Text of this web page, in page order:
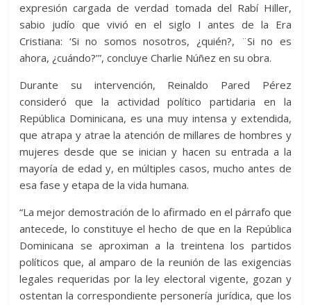
expresión cargada de verdad tomada del Rabí Hiller,
sabio judío que vivió en el siglo I antes de la Era
Cristiana: ‘Si no somos nosotros, ¿quién?, ¨Si no es
ahora, ¿cuándo?’”, concluye Charlie Núñez en su obra.
Durante su intervención, Reinaldo Pared Pérez
consideró que la actividad político partidaria en la
República Dominicana, es una muy intensa y extendida,
que atrapa y atrae la atención de millares de hombres y
mujeres desde que se inician y hacen su entrada a la
mayoría de edad y, en múltiples casos, mucho antes de
esa fase y etapa de la vida humana.
“La mejor demostración de lo afirmado en el párrafo que
antecede, lo constituye el hecho de que en la República
Dominicana se aproximan a la treintena los partidos
políticos que, al amparo de la reunión de las exigencias
legales requeridas por la ley electoral vigente, gozan y
ostentan la correspondiente personería jurídica, que los